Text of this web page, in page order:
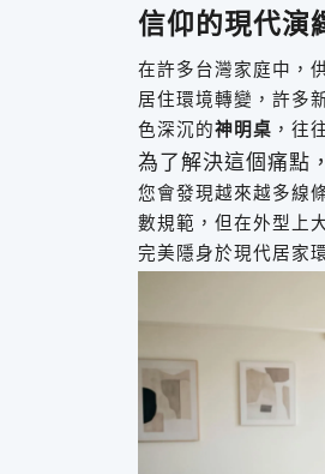
信仰的現代演
在許多台灣家庭中，
居住環境轉變，許多
色深沉的神明桌 ，往
為了解決這個痛點
您會發現越來越多線
數規範，但在外型上
完美隱身於現代居家